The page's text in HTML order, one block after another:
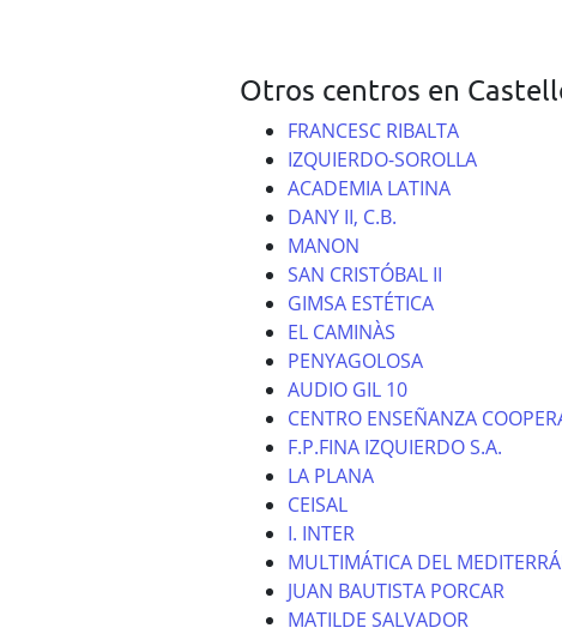
Otros centros en
FRANCESC RIBALTA
IZQUIERDO-SOROLLA
ACADEMIA LATINA
DANY II, C.B.
MANON
SAN CRISTÓBAL II
GIMSA ESTÉTICA
EL CAMINÀS
PENYAGOLOSA
AUDIO GIL 10
CENTRO ENSEÑANZA
F.P.FINA IZQUIERDO S.A.
LA PLANA
CEISAL
I. INTER
MULTIMÁTICA DEL
JUAN BAUTISTA PORCAR
MATILDE SALVADOR